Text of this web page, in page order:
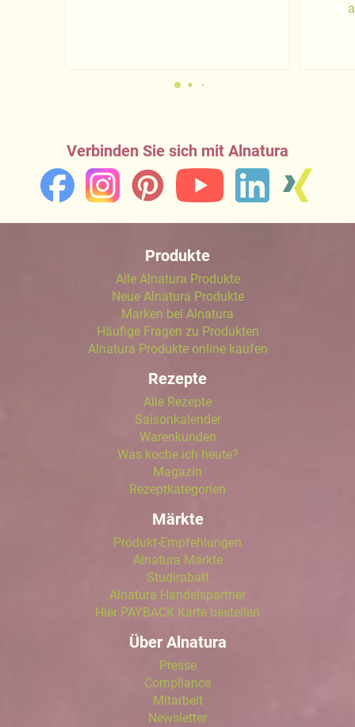
Verbinden Sie sich mit Alnatura
Produkte
Alle Alnatura Produkte
Neue Alnatura Produkte
Marken bei Alnatura
Häufige Fragen zu Produkten
Alnatura Produkte online kaufen
Rezepte
Alle Rezepte
Saisonkalender
Warenkunden
Was koche ich heute?
Magazin
Rezeptkategorien
Märkte
Produkt-Empfehlungen
Alnatura Märkte
Studirabatt
Alnatura Handelspartner
Hier PAYBACK Karte bestellen
Über Alnatura
Presse
Compliance
Mitarbeit
Newsletter